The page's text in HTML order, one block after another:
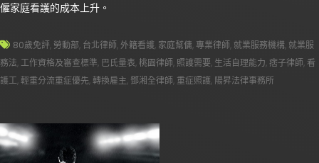
僱家庭看護的成本上升。
80歲免評, 勞動部, 台北律師,外籍看護, 家庭幫傭, 專業律師, 就業服務機構, 就業服
務法,工作資格及審查標準, 巴氏量表,桃園律師, 照護需要, 生活自理能力, 痞子律師,看
護工,輕重分流重症優先,轉換雇主, 鄧湘全律師, 重症照護, 陽昇法律事務所